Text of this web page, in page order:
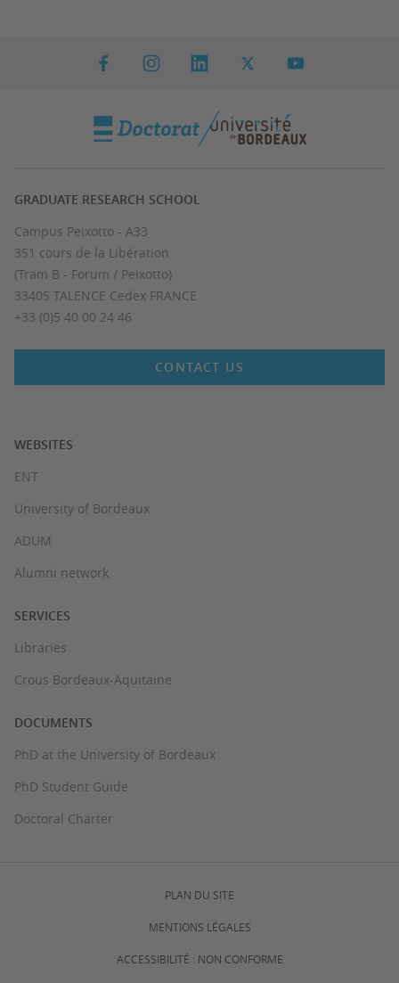
GRADUATE RESEARCH SCHOOL
Campus Peixotto - A33
351 cours de la Libération
(Tram B - Forum / Peixotto)
33405 TALENCE Cedex FRANCE
+33 (0)5 40 00 24 46
CONTACT US
WEBSITES
ENT
University of Bordeaux
ADUM
Alumni network
SERVICES
Libraries
Crous Bordeaux-Aquitaine
DOCUMENTS
PhD at the University of Bordeaux
PhD Student Guide
Doctoral Charter
PLAN DU SITE
MENTIONS LÉGALES
ACCESSIBILITÉ : NON CONFORME